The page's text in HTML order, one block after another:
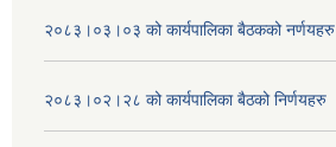
२०८३।०३।०३ को कार्यपालिका बैठकको नर्णयहरु
२०८३।०२।२८ को कार्यपालिका बैठको निर्णयहरु